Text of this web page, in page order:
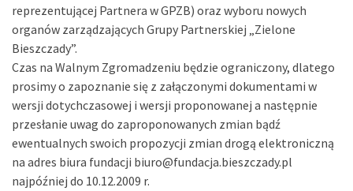
reprezentującej Partnera w GPZB) oraz wyboru nowych
organów zarządzających Grupy Partnerskiej „Zielone
Bieszczady”.
Czas na Walnym Zgromadzeniu będzie ograniczony, dlatego
prosimy o zapoznanie się z załączonymi dokumentami w
wersji dotychczasowej i wersji proponowanej a następnie
przesłanie uwag do zaproponowanych zmian bądź
ewentualnych swoich propozycji zmian drogą elektroniczną
na adres biura fundacji biuro@fundacja.bieszczady.pl
najpóźniej do 10.12.2009 r.